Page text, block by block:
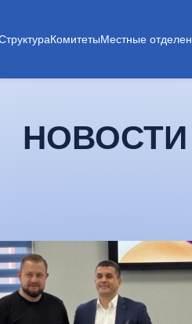
КомитетыМестные
НОВОСТИ